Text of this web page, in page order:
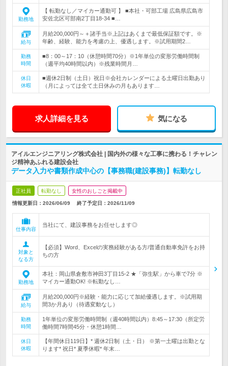
勤務地
【 転勤なし／マイカー通勤可 】 ■本社・可部工場 広島県広島市
安佐北区可部南2丁目18-34 ■…
給与
月給200,000円～＋諸手当※上記はあくまで最低保証額です。※
年齢、経験、能力を考慮の上、優遇します。※試用期間2…
勤務
時間
■8：00～17：10（休憩時間70分）※1年単位の変形労働時間制
（週平均40時間以内）※残業時間月…
休日
休暇
■週休2日制（土日）祝日※会社カレンダーによる土曜日出勤あり
（月によっては全て土日休みの月もあります…
求人詳細を見る 気になる
アイルエンジニアリング株式会社 | 国内外の様々な工事に携わる！チャレン
ジ精神あふれる建設会社
データ入力や書類作成中心の【事務職(建設事務)】転勤なし
正社員 転勤なし 女性のおしごと掲載中
情報更新日：2026/06/09 終了予定日： 2026/11/09
仕事内容
当社にて、建設事務をお任せします◎
対象と
なる方
【必須】Word、Excelの実務経験がある方/普通自動車免許をお持
ちの方
勤務地
本社：岡山県倉敷市神田3丁目15-2 ★「弥生駅」から車で7分 ※
マイカー通勤OK! ※転勤なし…
給与
月給200,000円※経験・能力に応じて加給優遇します。※試用期
間3か月あり（待遇変動なし）
勤務
時間
1年単位の変形労働時間制（週40時間以内）8:45～17:30（所定労
働時間7時間45分・休憩1時間…
休日
休暇
【年間休日119日】* 週休2日制（土・日） ※第一土曜は出勤とな
ります* 祝日* 夏季休暇* 年末…